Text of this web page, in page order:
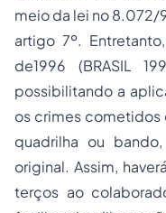
meio da lei no 8.072/
artigo 7º.
de1996 (BRASIL
possibilitando a
os crimes cometidos
quadrilha ou
original. Assim,
terços ao